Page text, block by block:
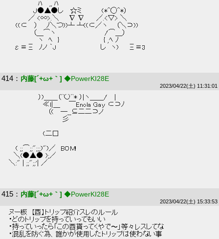
ﾊ 　,, ﾊ
Ｊ●▲●し　 ☆ミ　　　　(*^◯^*）
／ <∞>.＼　　∇ ∇　　 ／.<▽> ＼
((⊂ 　） 　 ﾉ＼つ))┴ ┴((⊂／ヽ 　 （＼⊃))
（＿⌒ヽ　　　　　　　　　　/⌒＿）
ヽ　ﾍ　}　　　　　　　　　{ ,ﾍ ﾉ
ε≡Ξ　ﾉノ ｀J　　　　　　　　　し　ヽ)　　Ξ≡3
414 ： 内藤[´+ω+｀] ◆PowerKI28E
2023/04/22(土) 11:31:01
）)＿＿（^○^* ）|ヽ＿＿/￣|
≪l|＿ 　 ￣Enola Gay ⊂⊃ﾉ
（(　 ─__⊆二二⊃ノ
彡
(二□
( ;;⌒;;";;;)")／　BOM!
＼(●▲● );／
＼:" | ;;";;'| ／
415 ： 内藤[´+ω+｀] ◆PowerKI28E
2023/04/22(土) 15:33:53
ヌー板  【酉】トリップ紹介スレのルール
・どのトリップを持っていってもいい
・持っていったら「この酉貰ってくやで〜」等々レスしてな
・混乱を防ぐ為、誰かが使用したトリップは使わない事